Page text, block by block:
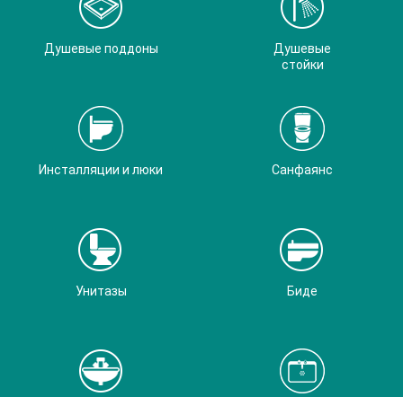
Душевые поддоны
Душевые
стойки
Инсталляции и люки Санфаянс
Унитазы Биде